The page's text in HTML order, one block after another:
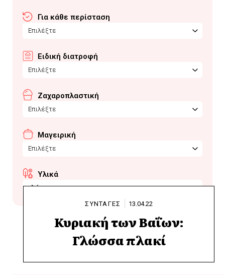
Για κάθε περίσταση
Επιλέξτε
Ειδική διατροφή
Επιλέξτε
Ζαχαροπλαστική
Επιλέξτε
Μαγειρική
Επιλέξτε
Υλικά
γλώσσα
ΣΥΝΤΑΓΕΣ 13.04.22
Κυριακή των Βαΐων:
Γλώσσα πλακί